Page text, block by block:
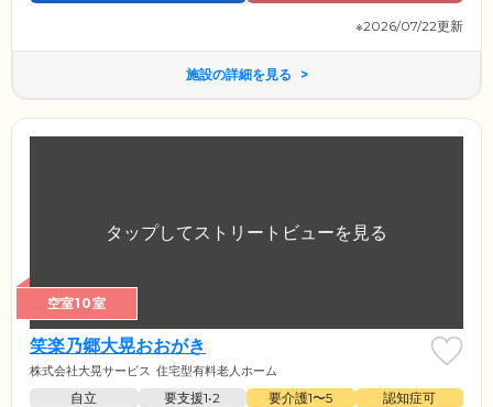
※2026/07/22更新
施設の詳細を見る
空室10室
笑楽乃郷大晃おおがき
株式会社大晃サービス 住宅型有料老人ホーム
自立 要支援1•2 要介護1〜5
認知症可